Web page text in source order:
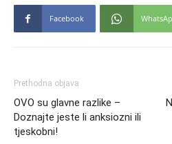
Facebook
Prethodna objava
OVO su glavne razlike –
Doznajte jeste li anksiozni ili
tjeskobni!